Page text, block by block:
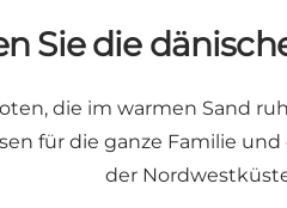
Sie die
die im warmen Sand
für die ganze Familie
der